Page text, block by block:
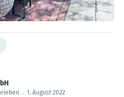
. 1. August 2022